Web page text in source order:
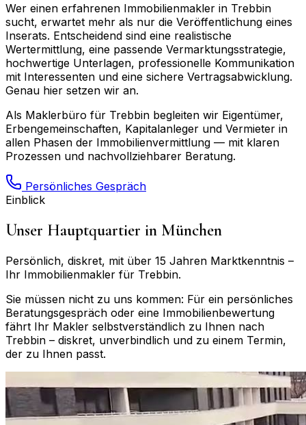
Wer einen erfahrenen Immobilienmakler in Trebbin
sucht, erwartet mehr als nur die Veröffentlichung eines
Inserats. Entscheidend sind eine realistische
Wertermittlung, eine passende Vermarktungsstrategie,
hochwertige Unterlagen, professionelle Kommunikation
mit Interessenten und eine sichere Vertragsabwicklung.
Genau hier setzen wir an.
Als Maklerbüro für Trebbin begleiten wir Eigentümer,
Erbengemeinschaften, Kapitalanleger und Vermieter in
allen Phasen der Immobilienvermittlung — mit klaren
Prozessen und nachvollziehbarer Beratung.
Persönliches Gespräch
Einblick
Unser Hauptquartier in München
Persönlich, diskret, mit über 15 Jahren Marktkenntnis –
Ihr Immobilienmakler für Trebbin.
Sie müssen nicht zu uns kommen: Für ein persönliches
Beratungsgespräch oder eine Immobilienbewertung
fährt Ihr Makler selbstverständlich zu Ihnen nach
Trebbin – diskret, unverbindlich und zu einem Termin,
der zu Ihnen passt.